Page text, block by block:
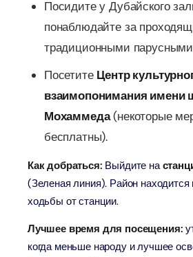
Посидите у Дубайского
понаблюдайте за
традиционными
Посетите Центр
взаимопонимания имени
Мохаммеда(некоторые
бесплатны).
Как добраться: Выйдите на
(Зеленая линия). Район
ходьбы от станции.
Лучшее время для посещения:
когда меньше народу и лучшее